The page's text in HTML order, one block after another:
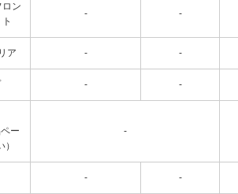
ロン
ト
- -
リア - -
- -
ー
-
- -